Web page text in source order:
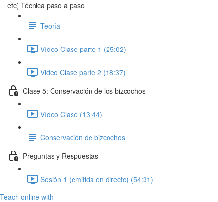
etc) Técnica paso a paso
Teoría
Vídeo Clase parte 1 (25:02)
Video Clase parte 2 (18:37)
Clase 5: Conservación de los bizcochos
Vídeo Clase (13:44)
Conservación de bizcochos
Preguntas y Respuestas
Sesión 1 (emitida en directo) (54:31)
Teach online with